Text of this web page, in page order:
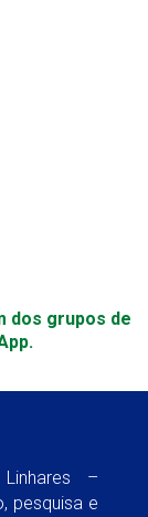
dos grupos de
–
pesquisa e